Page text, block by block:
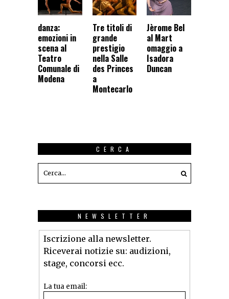
danza:
emozioni in
scena al
Teatro
Comunale di
Modena
Tre titoli di
grande
prestigio
nella Salle
des Princes
a
Montecarlo
Jèrome Bel
al Mart
omaggio a
Isadora
Duncan
CERCA
NEWSLETTER
Iscrizione alla newsletter.
Riceverai notizie su: audizioni,
stage, concorsi ecc.
La tua email: